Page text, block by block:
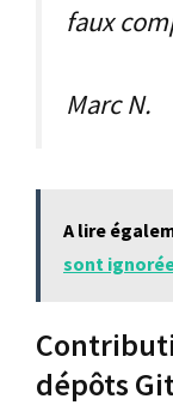
faux
Marc N.
A lire
sont
dépôts